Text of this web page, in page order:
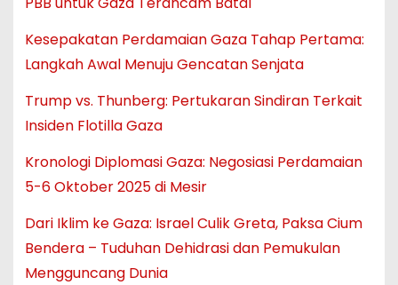
Kesepakatan Perdamaian Gaza Tahap Pertama:
Langkah Awal Menuju Gencatan Senjata
Trump vs. Thunberg: Pertukaran Sindiran Terkait
Insiden Flotilla Gaza
Kronologi Diplomasi Gaza: Negosiasi Perdamaian
5-6 Oktober 2025 di Mesir
Dari Iklim ke Gaza: Israel Culik Greta, Paksa Cium
Bendera – Tuduhan Dehidrasi dan Pemukulan
Mengguncang Dunia